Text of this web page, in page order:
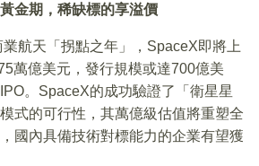
金期，稀缺標的享溢價
航天「拐點之年」，SpaceX即將上
萬億美元，發行規模或達700億美
。SpaceX的成功驗證了「衛星星
式的可行性，其萬億級估值將重塑全
國內具備技術對標能力的企業有望獲